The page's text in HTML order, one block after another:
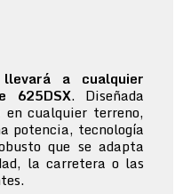
a cualquier
625DSX. Diseñada
cualquier terreno,
potencia, tecnología
que se adapta
la carretera o las